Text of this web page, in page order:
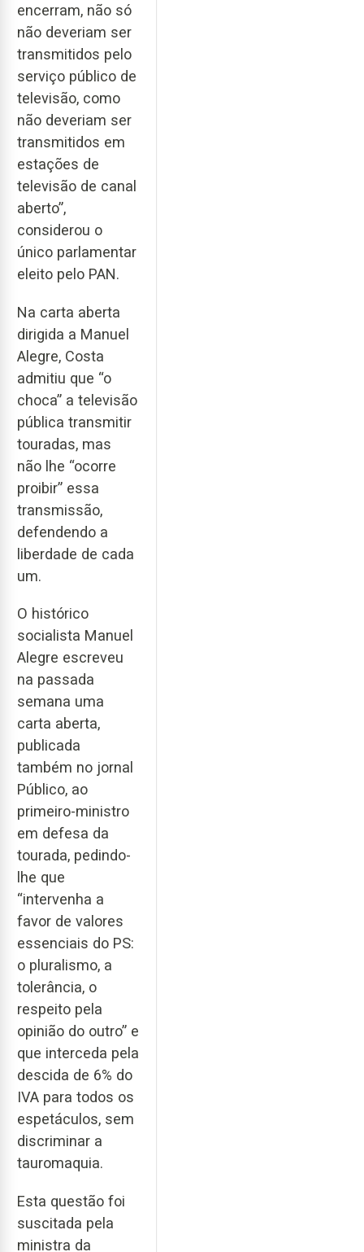
encerram, não só
não deveriam ser
transmitidos pelo
serviço público de
televisão, como
não deveriam ser
transmitidos em
estações de
televisão de canal
aberto”,
considerou o
único parlamentar
eleito pelo PAN.
Na carta aberta
dirigida a Manuel
Alegre, Costa
admitiu que “o
choca” a televisão
pública transmitir
touradas, mas
não lhe “ocorre
proibir” essa
transmissão,
defendendo a
liberdade de cada
um.
O histórico
socialista Manuel
Alegre escreveu
na passada
semana uma
carta aberta,
publicada
também no jornal
Público, ao
primeiro-ministro
em defesa da
tourada, pedindo-
lhe que
“intervenha a
favor de valores
essenciais do PS:
o pluralismo, a
tolerância, o
respeito pela
opinião do outro” e
que interceda pela
descida de 6% do
IVA para todos os
espetáculos, sem
discriminar a
tauromaquia.
Esta questão foi
suscitada pela
ministra da